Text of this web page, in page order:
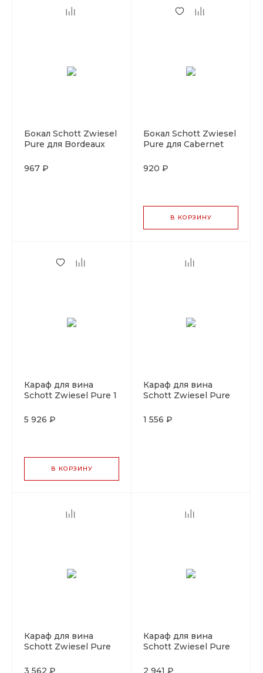
Бокал Schott Zwiesel
Pure для Bordeaux
Германия
967 ₽
Бокал Schott Zwiesel
Pure для Cabernet
Германия
920 ₽
В КОРЗИНУ
Караф для вина
Schott Zwiesel Pure 1
стекло, Германия
5 926 ₽
В КОРЗИНУ
Караф для вина
Schott Zwiesel Pure
стекло, Германия
1 556 ₽
Караф для вина
Schott Zwiesel Pure
стекло, Германия
3 562 ₽
Караф для вина
Schott Zwiesel Pure
стекло, Германия
2 941 ₽